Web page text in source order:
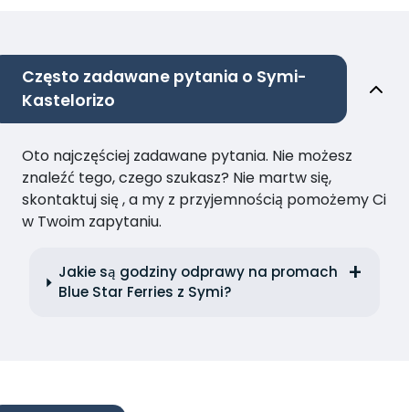
Często zadawane pytania o Symi-
Kastelorizo
Oto najczęściej zadawane pytania. Nie możesz
znaleźć tego, czego szukasz? Nie martw się,
skontaktuj się , a my z przyjemnością pomożemy Ci
w Twoim zapytaniu.
Jakie są godziny odprawy na promach
Blue Star Ferries z Symi?